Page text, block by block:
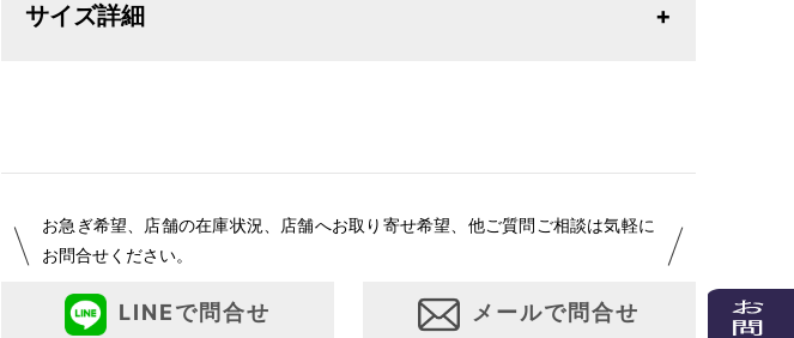
サイズ詳細
お急ぎ希望、店舗の在庫状況、店舗へお取り寄せ希望、他ご質問ご相談は気軽に
お問合せください。
LINEで問合せ メールで問合せ